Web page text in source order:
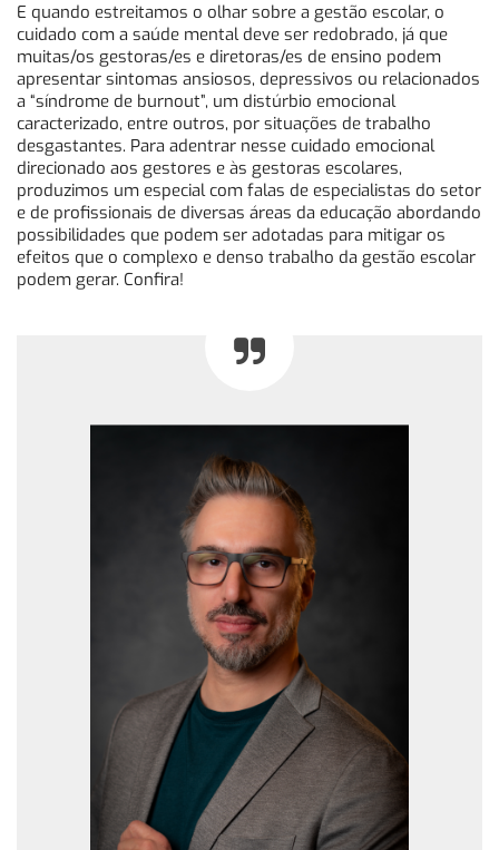
E quando estreitamos o olhar sobre a gestão escolar, o
cuidado com a saúde mental deve ser redobrado, já que
muitas/os gestoras/es e diretoras/es de ensino podem
apresentar sintomas ansiosos, depressivos ou relacionados
a “síndrome de burnout”, um distúrbio emocional
caracterizado, entre outros, por situações de trabalho
desgastantes. Para adentrar nesse cuidado emocional
direcionado aos gestores e às gestoras escolares,
produzimos um especial com falas de especialistas do setor
e de profissionais de diversas áreas da educação abordando
possibilidades que podem ser adotadas para mitigar os
efeitos que o complexo e denso trabalho da gestão escolar
podem gerar. Confira!